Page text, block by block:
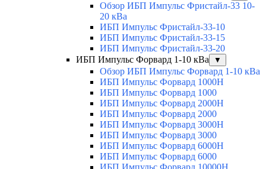
Обзор ИБП Импульс Фристайл-33 10-
20 кВа
ИБП Импульс Фристайл-33-10
ИБП Импульс Фристайл-33-15
ИБП Импульс Фристайл-33-20
ИБП Импульс Форвард 1-10 кВа
▼
Обзор ИБП Импульс Форвард 1-10 кВа
ИБП Импульс Форвард 1000H
ИБП Импульс Форвард 1000
ИБП Импульс Форвард 2000H
ИБП Импульс Форвард 2000
ИБП Импульс Форвард 3000H
ИБП Импульс Форвард 3000
ИБП Импульс Форвард 6000H
ИБП Импульс Форвард 6000